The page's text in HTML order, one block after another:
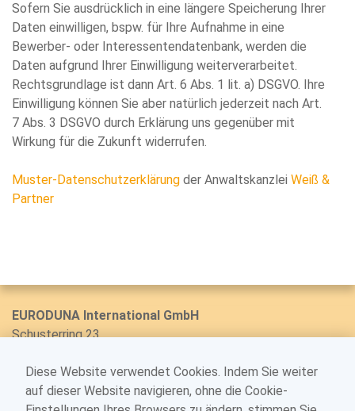
Diese Website verwendet Cookies. Indem Sie weiter
auf dieser Website navigieren, ohne die Cookie-
Sofern Sie ausdrücklich in eine längere Speicherung Ihrer
Daten einwilligen, bspw. für Ihre Aufnahme in eine
Bewerber- oder Interessentendatenbank, werden die
Daten aufgrund Ihrer Einwilligung weiterverarbeitet.
Rechtsgrundlage ist dann Art. 6 Abs. 1 lit. a) DSGVO. Ihre
Einwilligung können Sie aber natürlich jederzeit nach Art.
7 Abs. 3 DSGVO durch Erklärung uns gegenüber mit
Wirkung für die Zukunft widerrufen.
Muster-Datenschutzerklärung der Anwaltskanzlei Weiß &
Partner
EURODUNA International GmbH
Schusterring 23
Telefon: +49 (0) 4123/9023-0
E-mail: partners@euroduna.com